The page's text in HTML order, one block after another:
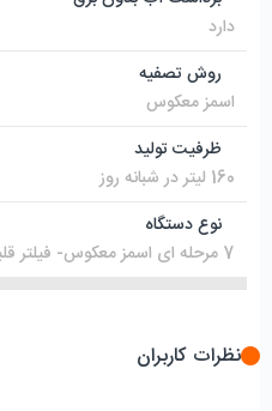
دارد
روش تصفیه
اسمز معکوس
ظرفیت تولید
160 لیتر در شبانه روز
نوع دستگاه
7 مرحله ای اسمز معکوس- فیلتر قلیایی
نظرات کاربران